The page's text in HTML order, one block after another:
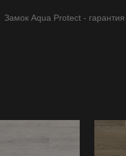
Замок Aqua Protect -